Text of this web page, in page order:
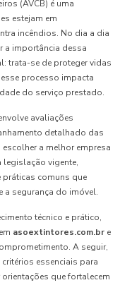
(AVCB) é uma
estejam em
incêndios. No dia a dia
a importância dessa
trata-se de proteger vidas
processo impacta
do serviço prestado.
avaliações
detalhado das
a melhor empresa
legislação vigente,
práticas comuns que
a segurança do imóvel.
técnico e prático,
asoextintores.com.br e
A seguir,
essenciais para
que fortalecem